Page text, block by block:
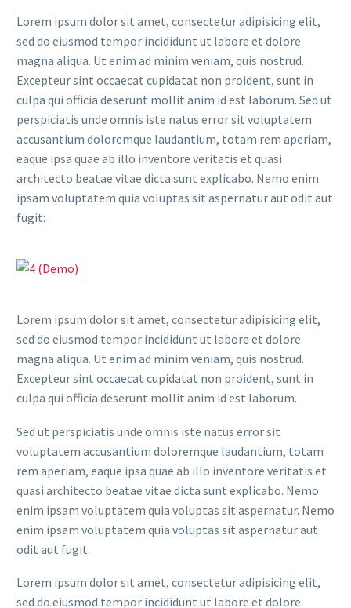
Lorem ipsum dolor sit amet, consectetur adipisicing elit,
sed do eiusmod tempor incididunt ut labore et dolore
magna aliqua. Ut enim ad minim veniam, quis nostrud.
Excepteur sint occaecat cupidatat non proident, sunt in
culpa qui officia deserunt mollit anim id est laborum. Sed ut
perspiciatis unde omnis iste natus error sit voluptatem
accusantium doloremque laudantium, totam rem aperiam,
eaque ipsa quae ab illo inventore veritatis et quasi
architecto beatae vitae dicta sunt explicabo. Nemo enim
ipsam voluptatem quia voluptas sit aspernatur aut odit aut
fugit:
Lorem ipsum dolor sit amet, consectetur adipisicing elit,
sed do eiusmod tempor incididunt ut labore et dolore
magna aliqua. Ut enim ad minim veniam, quis nostrud.
Excepteur sint occaecat cupidatat non proident, sunt in
culpa qui officia deserunt mollit anim id est laborum.
Sed ut perspiciatis unde omnis iste natus error sit
voluptatem accusantium doloremque laudantium, totam
rem aperiam, eaque ipsa quae ab illo inventore veritatis et
quasi architecto beatae vitae dicta sunt explicabo. Nemo
enim ipsam voluptatem quia voluptas sit aspernatur. Nemo
enim ipsam voluptatem quia voluptas sit aspernatur aut
odit aut fugit.
Lorem ipsum dolor sit amet, consectetur adipisicing elit,
sed do eiusmod tempor incididunt ut labore et dolore